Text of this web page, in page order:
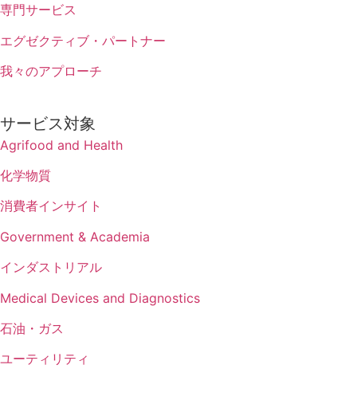
専門サービス
エグゼクティブ・パートナー
我々のアプローチ
サービス対象
Agrifood and Health
化学物質
消費者インサイト
Government & Academia
インダストリアル
Medical Devices and Diagnostics
石油・ガス
ユーティリティ